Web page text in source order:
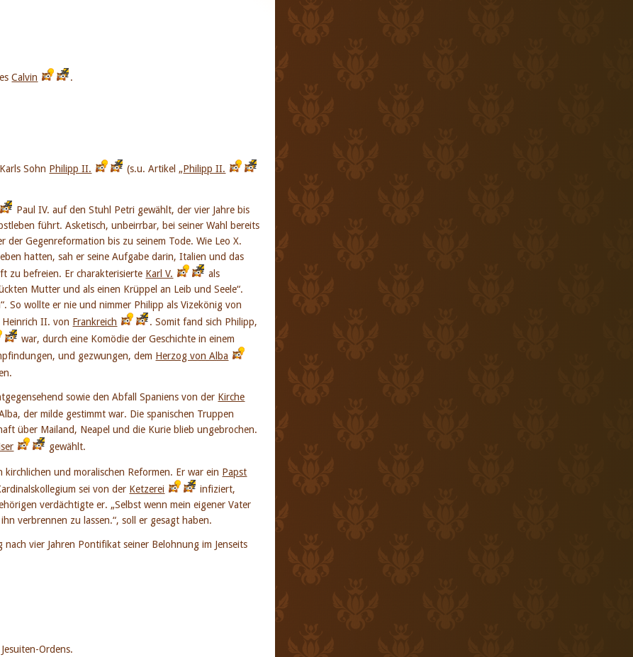
Calvin .
Sohn Philipp II. (s.u. Artikel „Philipp II.
Paul IV. auf den Stuhl Petri gewählt, der vier Jahre bis
führt. Asketisch, unbeirrbar, bei seiner Wahl bereits
der Gegenreformation bis zu seinem Tode. Wie Leo X.
hatten, sah er seine Aufgabe darin, Italien und das
zu befreien. Er charakterisierte Karl V.
als
Mutter und als einen Krüppel an Leib und Seele“.
So wollte er nie und nimmer Philipp als Vizekönig von
Heinrich II. von Frankreich
. Somit fand sich Philipp,
war, durch eine Komödie der Geschichte in einem
und gezwungen, dem Herzog von Alba
sowie den Abfall Spaniens von der Kirche
der milde gestimmt war. Die spanischen Truppen
über Mailand, Neapel und die Kurie blieb ungebrochen.
gewählt.
und moralischen Reformen. Er war ein Papst
sei von der Ketzerei
infiziert,
verdächtigte er. „Selbst wenn mein eigener Vater
verbrennen zu lassen.“, soll er gesagt haben.
vier Jahren Pontifikat seiner Belohnung im Jenseits
Ordens.